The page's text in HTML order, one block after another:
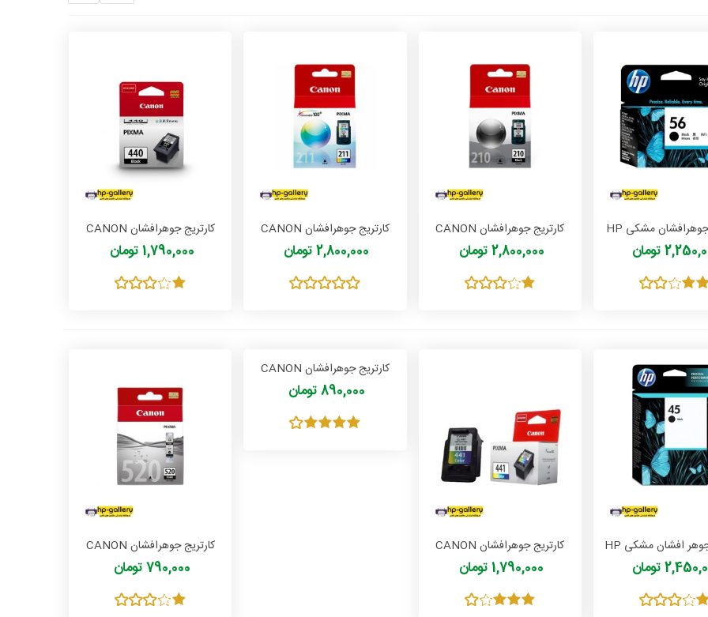
کارتریج جوهرافشان مشکی HP
56
تومان
کارتریج جوهرافشان CANON
PG 210
2,800,000 تومان
کارتریج جوهرافشان CANON
CL 211
2,800,000 تومان
کارتریج جوهرافشان CANON
PG 440
1,790,000 تومان
کارتریج جوهر افشان مشکی HP
45 Black
تومان
کارتریج جوهرافشان CANON
CL 441 COLOR
1,790,000 تومان
کارتریج جوهرافشان CANON
CLI 426
890,000 تومان
کارتریج جوهرافشان CANON
PGI 520
790,000 تومان